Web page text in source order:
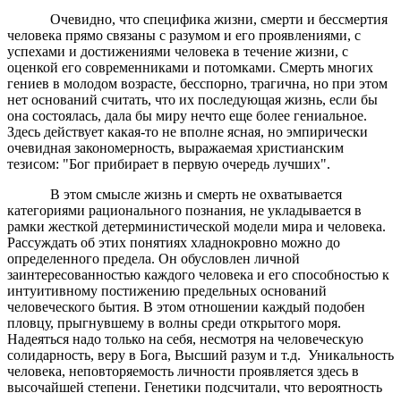
Очевидно, что специфика жизни, смерти и бессмертия
человека прямо связаны с разумом и его проявлениями, с
успехами и достижениями человека в течение жизни, с
оценкой его современниками и потомками. Смерть многих
гениев в молодом возрасте, бесспорно, трагична, но при этом
нет оснований считать, что их последующая жизнь, если бы
она состоялась, дала бы миру нечто еще более гениальное.
Здесь действует какая-то не вполне ясная, но эмпирически
очевидная закономерность, выражаемая христианским
тезисом: "Бог прибирает в первую очередь лучших".
В этом смысле жизнь и смерть не охватывается
категориями рационального познания, не укладывается в
рамки жесткой детерминистической модели мира и человека.
Рассуждать об этих понятиях хладнокровно можно до
определенного предела. Он обусловлен личной
заинтересованностью каждого человека и его способностью к
интуитивному постижению предельных оснований
человеческого бытия. В этом отношении каждый подобен
пловцу, прыгнувшему в волны среди открытого моря.
Надеяться надо только на себя, несмотря на человеческую
солидарность, веру в Бога, Высший разум и т.д. Уникальность
человека, неповторяемость личности проявляется здесь в
высочайшей степени. Генетики подсчитали, что вероятность